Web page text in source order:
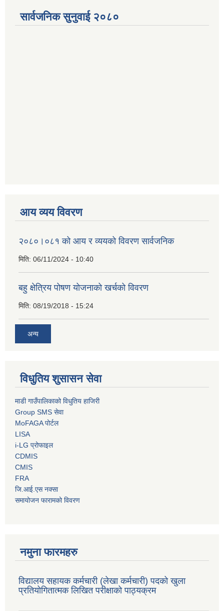
सार्वजनिक सुनुवाई २०८०
आय व्यय विवरण
२०८०।०८१ को आय र व्ययको विवरण सार्वजनिक
मिति: 06/11/2024 - 10:40
बहु क्षेत्रिय पोषण योजनाको खर्चको विवरण
मिति: 08/19/2018 - 15:24
अन्य
विधुतिय शुसासन सेवा
माडी गाउँपालिकाको विधुतिय हाजिरी
Group SMS सेवा
MoFAGA पोर्टल
LISA
i-LG प्रोफाइल
CDMIS
CMIS
FRA
जि.आई.एस नक्सा
समायोजन फारामको विवरण
नमुना फारमहरु
विद्यालय सहायक कर्मचारी (लेखा कर्मचारी) पदको खुला
प्रतियोगितात्मक लिखित परीक्षाको पाठ्यक्रम